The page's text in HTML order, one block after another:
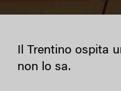
Il Trentino ospita
non lo sa.